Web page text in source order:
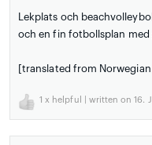
Lekplats och
och en fin fotbollsplan med
[translated from Norwegian
1 x helpful | written on 16.